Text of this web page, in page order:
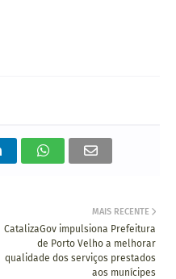
MAIS RECENTE
CatalizaGov impulsiona Prefeitura
de Porto Velho a melhorar
qualidade dos serviços prestados
aos munícipes